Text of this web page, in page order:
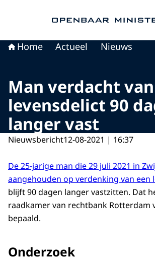
Home Actueel Nieuws
Man verdacht van
levensdelict 90
langer vast
Nieuwsbericht12-08-2021 | 16:37
De 25-jarige man die 29 juli 2021 in
aangehouden op verdenking van een
blijft 90 dagen langer vastzitten. Dat
raadkamer van rechtbank Rotterdam
bepaald.
Onderzoek